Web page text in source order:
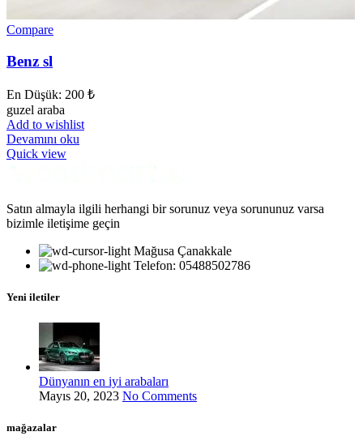
Compare
Benz sl
En Düşük: 200 ₺
guzel araba
Add to wishlist
Devamını oku
Quick view
Satın almayla ilgili herhangi bir sorunuz veya sorununuz varsa
bizimle iletişime geçin
Mağusa Çanakkale
Telefon: 05488502786
Yeni iletiler
Dünyanın en iyi arabaları
Mayıs 20, 2023 No Comments
mağazalar